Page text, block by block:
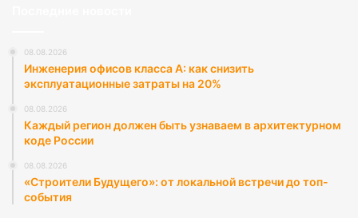
08.08.2026
Инженерия офисов класса А: как снизить
эксплуатационные затраты на 20%
08.08.2026
Каждый регион должен быть узнаваем в архитектурном
коде России
08.08.2026
«Строители Будущего»: от локальной встречи до топ-
события